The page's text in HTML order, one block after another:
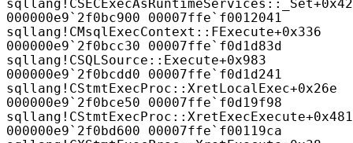
000000e9`2f0bc900 00007ffe`f0012041
sqllang!CMsqlExecContext::FExecute+0x336
000000e9`2f0bcc30 00007ffe`f0d1d83d
sqllang!CSQLSource::Execute+0x983
000000e9`2f0bcdd0 00007ffe`f0d1d241
sqllang!CStmtExecProc::XretLocalExec+0x26e
000000e9`2f0bce50 00007ffe`f0d19f98
sqllang!CStmtExecProc::XretExecExecute+0x481
000000e9`2f0bd600 00007ffe`f00119ca